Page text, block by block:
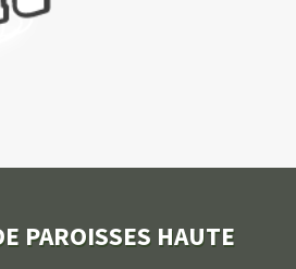
PAROISSES HAUTE